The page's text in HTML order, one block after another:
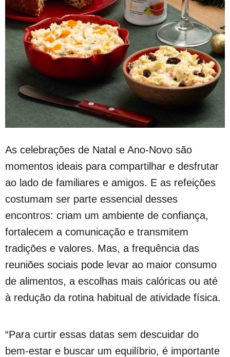
As celebrações de Natal e Ano-Novo são
momentos ideais para compartilhar e desfrutar
ao lado de familiares e amigos. E as refeições
costumam ser parte essencial desses
encontros: criam um ambiente de confiança,
fortalecem a comunicação e transmitem
tradições e valores. Mas, a frequência das
reuniões sociais pode levar ao maior consumo
de alimentos, a escolhas mais calóricas ou até
à redução da rotina habitual de atividade física.
“Para curtir essas datas sem descuidar do
bem-estar e buscar um equilíbrio, é importante